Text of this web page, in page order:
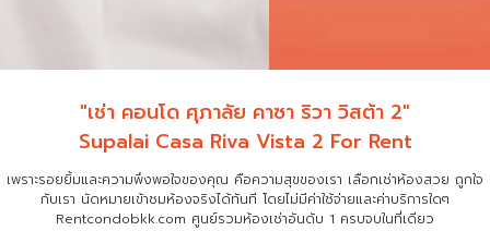
"เช่า คอนโด ศุภาลัย คาซา ริวา วิสต้า 2"
Supalai Casa Riva Vista 2 For Rent
เพราะรอยยิ้มและความพึงพอใจของคุณ คือความสุขของเรา เลือกเช่าห้องสวย ถูกใจ
กับเรา นัดหมายเข้าชมห้องจริงได้ทันที โดยไม่มีค่าใช้จ่ายและค่าบริการใดๆ
Rentcondobkk.com ศูนย์รวมห้องเช่าอันดับ 1 ครบจบในที่เดียว